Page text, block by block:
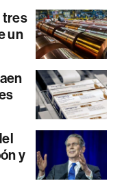
tres
un
y